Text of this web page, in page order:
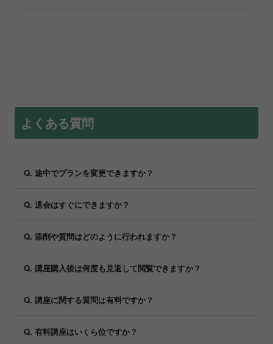
よくある質問
Q. 途中でプランを変更できますか？
Q. 退会はすぐにできますか？
Q. 添削や質問はどのように行われますか？
Q. 講座購入後は何度も見返して閲覧できますか？
Q. 講座に関する質問は有料ですか？
Q. 有料講座はいくら位ですか？